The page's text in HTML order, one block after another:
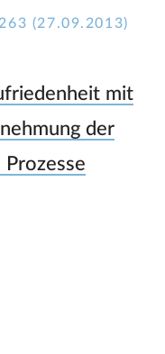
(27.09.2013)
mit
der